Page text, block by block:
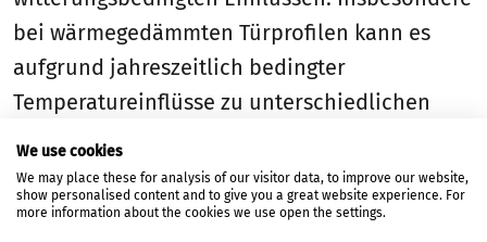
bei wärmegedämmten Türprofilen kann es
aufgrund jahreszeitlich bedingter
Temperatureinflüsse zu unterschiedlichen
Ausdehnungen kommen.
Die maximal zulässigen Verformungen sind in
der DIN EN 12219 geregelt. Verformungen
We use cookies
We may place these for analysis of our visitor data, to improve our website,
show personalised content and to give you a great website experience. For
more information about the cookies we use open the settings.